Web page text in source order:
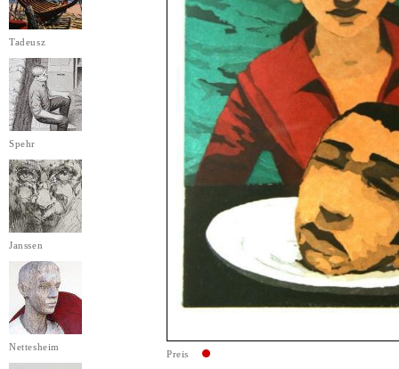
Tadeusz
Spehr
Janssen
Nettesheim
Preis